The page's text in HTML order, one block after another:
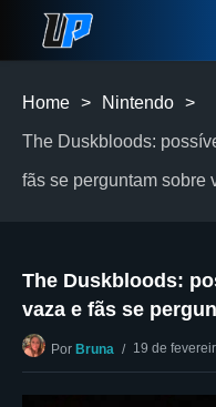
Home > Nintendo >
The Duskbloods:
fãs se perguntam sobre
The Duskbloods:
vaza e fãs se
Por Bruna 19 de